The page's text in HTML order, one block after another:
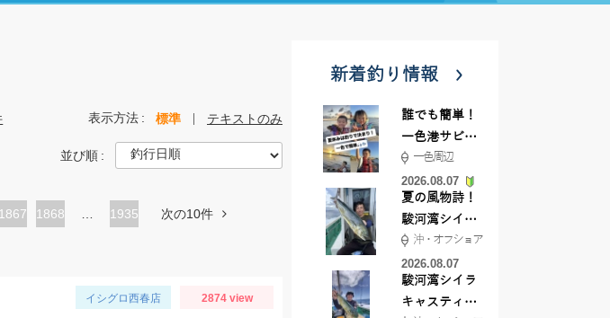
表示方法 標準 テキストのみ
並び順
ペ
1867
ペ
1868 1935 次の10件
イシグロ西春店 2874 view
新着釣り情報
誰でも簡単！
一色港サビキ
＆ちょい投げ
一色周辺
2026.08.07
夏の風物詩！
駿河湾シイラ
キャスティン
グ行ってきま
した！！
沖・オフショア
2026.08.07
駿河湾シイラ
キャスティン